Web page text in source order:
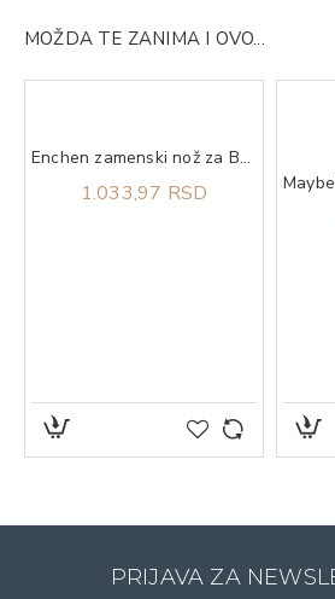
MOŽDA TE ZANIMA I OVO...
Enchen zamenski nož za Boost Black
1.033,97 RSD
PRIJAVA ZA